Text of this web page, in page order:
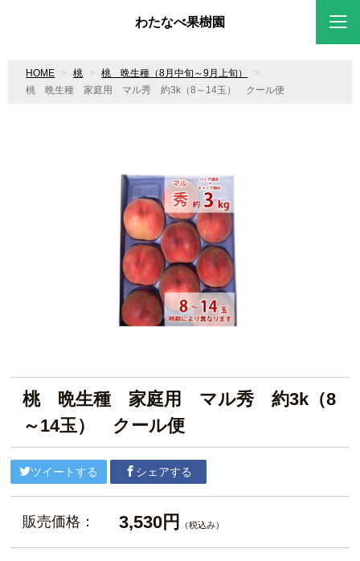
わたなべ果樹園
HOME 桃
桃 晩生種（8月中旬～9月上旬）
桃 晩生種 家庭用 マル秀 約3k（8～14玉） クール便
桃 晩生種 家庭用 マル秀 約3k（8
～14玉） クール便
ツイートする シェアする
販売価格： 3,530円 （税込み）